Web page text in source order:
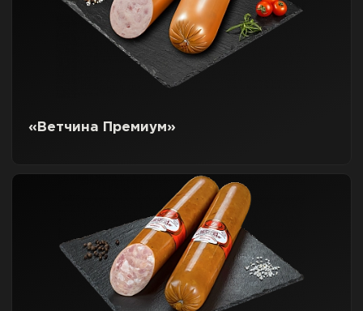
«Ветчина Премиум»